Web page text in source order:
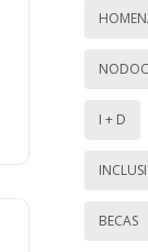
I + D
BECAS